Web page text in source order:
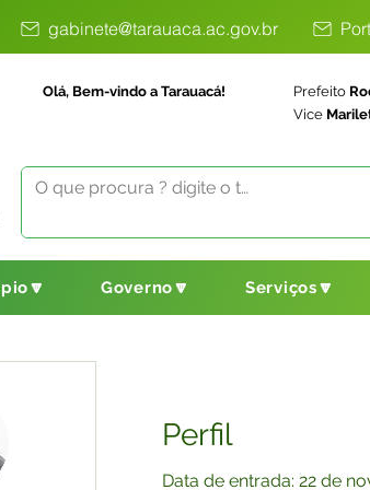
gabinete@tarauaca.ac.gov.br
Olá, Bem-vindo a Tarauacá! Prefeito
Vice
Governo🔽 Serviços🔽
Perfil
Data de entrada: 22 de